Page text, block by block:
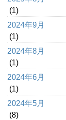
(1)
2024年9月
(1)
2024年8月
(1)
2024年6月
(1)
2024年5月
(8)